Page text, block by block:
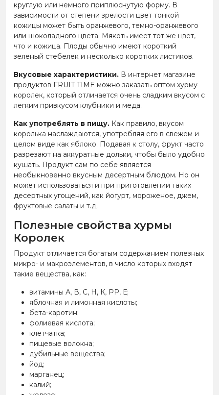
круглую или немного приплюснутую форму. В
зависимости от степени зрелости цвет тонкой
кожицы может быть оранжевого, темно-оранжевого
или шоколадного цвета. Мякоть имеет тот же цвет,
что и кожица. Плоды обычно имеют короткий
зеленый стебелек и несколько коротких листиков.
Вкусовые характеристики. В интернет магазине
продуктов FRUIT TIME можно заказать оптом хурму
королек, который отличается очень сладким вкусом с
легким привкусом клубники и меда.
Как употреблять в пищу. Как правило, вкусом
королька наслаждаются, употребляя его в свежем и
целом виде как яблоко. Подавая к столу, фрукт часто
разрезают на аккуратные дольки, чтобы было удобно
кушать. Продукт сам по себе является
необыкновенно вкусным десертным блюдом. Но он
может использоваться и при приготовлении таких
десертных угощений, как йогурт, мороженое, джем,
фруктовые салаты и т.д.
Полезные свойства хурмы
Королек
Продукт отличается богатым содержанием полезных
микро- и макроэлементов, в число которых входят
такие вещества, как:
витамины А, В, С, Н, К, РР, Е;
яблочная и лимонная кислоты;
бета-каротин;
фолиевая кислота;
клетчатка;
пищевые волокна;
дубильные вещества;
йод;
марганец;
калий;